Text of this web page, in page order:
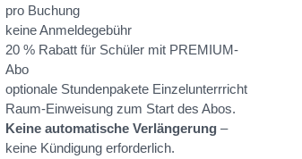
pro Buchung
keine Anmeldegebühr
20 % Rabatt für Schüler mit PREMIUM-
Abo
optionale Stundenpakete Einzelunterrricht
Raum-Einweisung zum Start des Abos.
Keine automatische Verlängerung–
keine Kündigung erforderlich.